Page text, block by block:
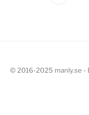
© 2016-2025 manly.se -